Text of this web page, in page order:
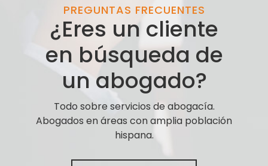
PREGUNTAS FRECUENTES
¿Eres un cliente
en búsqueda de
un abogado?
Todo sobre servicios de abogacía.
Abogados en áreas con amplia población
hispana.